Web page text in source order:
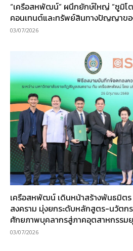
“เครือสหพัฒน์” ผนึกยักษ์ใหญ่ “ซูมิโ
คอนเทนต์และทรัพย์สินทางปัญญาข
03/07/2026
เครือสหพัฒน์ เดินหน้าสร้างพันธมิต
สงคราม มุ่งยกระดับหลักสูตร-นวัตก
ศักยภาพบุคลากรสู่ภาคอุตสาหกรรม
03/07/2026